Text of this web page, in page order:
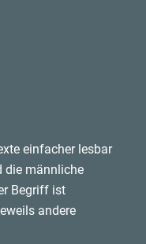
einfacher lesbar
die männliche
Begriff ist
andere